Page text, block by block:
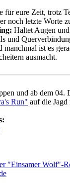
für eure Zeit, trotz
noch letzte Worte
Haltet Augen
und
manchmal ist es
ausmacht.
und ab dem 04.
Run" auf die
"Einsamer Wolf"-